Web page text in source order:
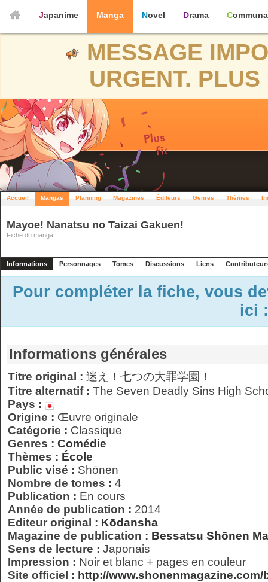
Japanime Manga Novel Drama
MESSAGE
URGENT.
Accueil Mangas Planning Magazines Éditeurs Genres Thèmes
Mayoe! Nanatsu no Taizai Gakuen!
Fiche du manga
Informations Personnages Tomes Discussions Liens
Pour compléter la fiche, vous
ici
Informations générales
Titre original : 迷え！七つの大罪学園！
Titre alternatif : The Seven Deadly Sins High
Pays :
Origine : Œuvre originale
Catégorie : Classique
Genres : Comédie
Thèmes : École
Public visé : Shōnen
Nombre de tomes : 4
Publication : En cours
Année de publication : 2014
Editeur original : Kōdansha
Magazine de publication : Bessatsu Shōnen
Sens de lecture : Japonais
Impression : Noir et blanc + pages en couleur
Site officiel : http://